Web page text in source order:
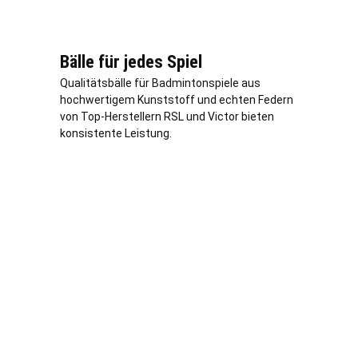
Bälle für jedes Spiel
Qualitätsbälle für Badmintonspiele aus
hochwertigem Kunststoff und echten Federn
von Top-Herstellern RSL und Victor bieten
konsistente Leistung.